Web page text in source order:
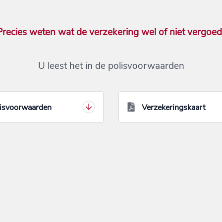
weten wat de verzekering wel of niet
U leest het in de polisvoorwaarden
Verzekeringskaart